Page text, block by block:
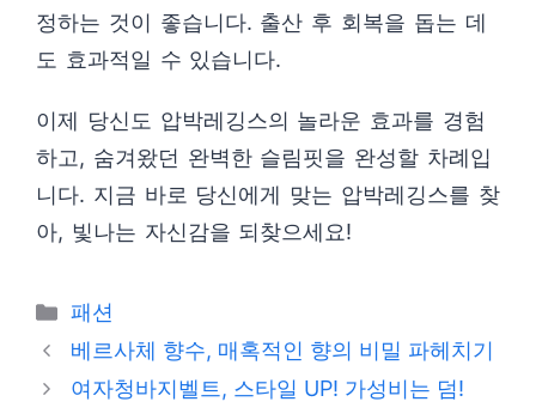
정하는 것이 좋습니다. 출산 후 회복을 돕는 데
도 효과적일 수 있습니다.
이제 당신도 압박레깅스의 놀라운 효과를 경험
하고, 숨겨왔던 완벽한 슬림핏을 완성할 차례입
니다. 지금 바로 당신에게 맞는 압박레깅스를 찾
아, 빛나는 자신감을 되찾으세요!
카
테
고
리
패션
베르사체 향수, 매혹적인 향의 비밀 파헤치기
여자청바지벨트, 스타일 UP! 가성비는 덤!